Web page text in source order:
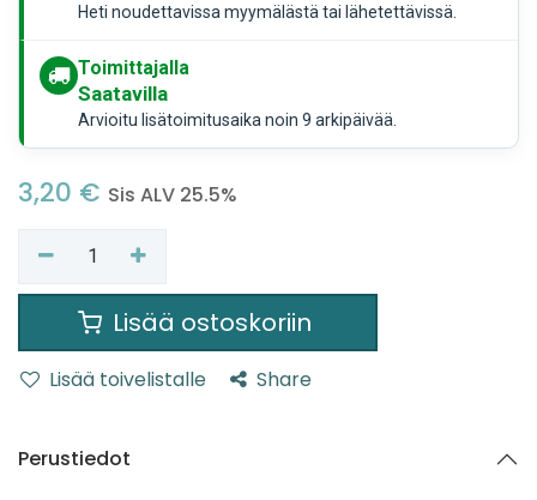
Heti noudettavissa myymälästä tai lähetettävissä.
Toimittajalla
Saatavilla
Arvioitu lisätoimitusaika noin 9 arkipäivää.
3,20 € Sis ALV 25.5%
Lisää ostoskoriin
Lisää toivelistalle Share
Perustiedot